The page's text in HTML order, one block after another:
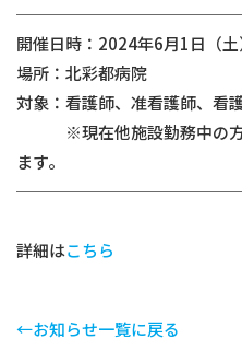
開催日時：2024年6月1日（
場所：北彩都病院
対象：看護師、准看護師、看
※現在他施設勤務中の方
ます。
詳細はこちら
←お知らせ一覧に戻る